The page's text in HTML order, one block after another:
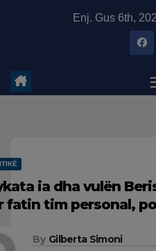
Enj. Gus 6th,
ia dha vulën
fatin tim personal,
By Gilberta Simoni